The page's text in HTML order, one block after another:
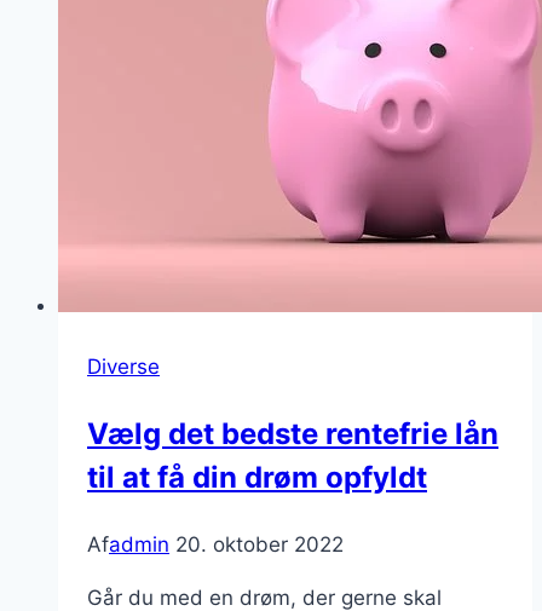
Diverse
Vælg det bedste rentefrie lån
til at få din drøm opfyldt
Afadmin 20. oktober 2022
Går du med en drøm, der gerne skal